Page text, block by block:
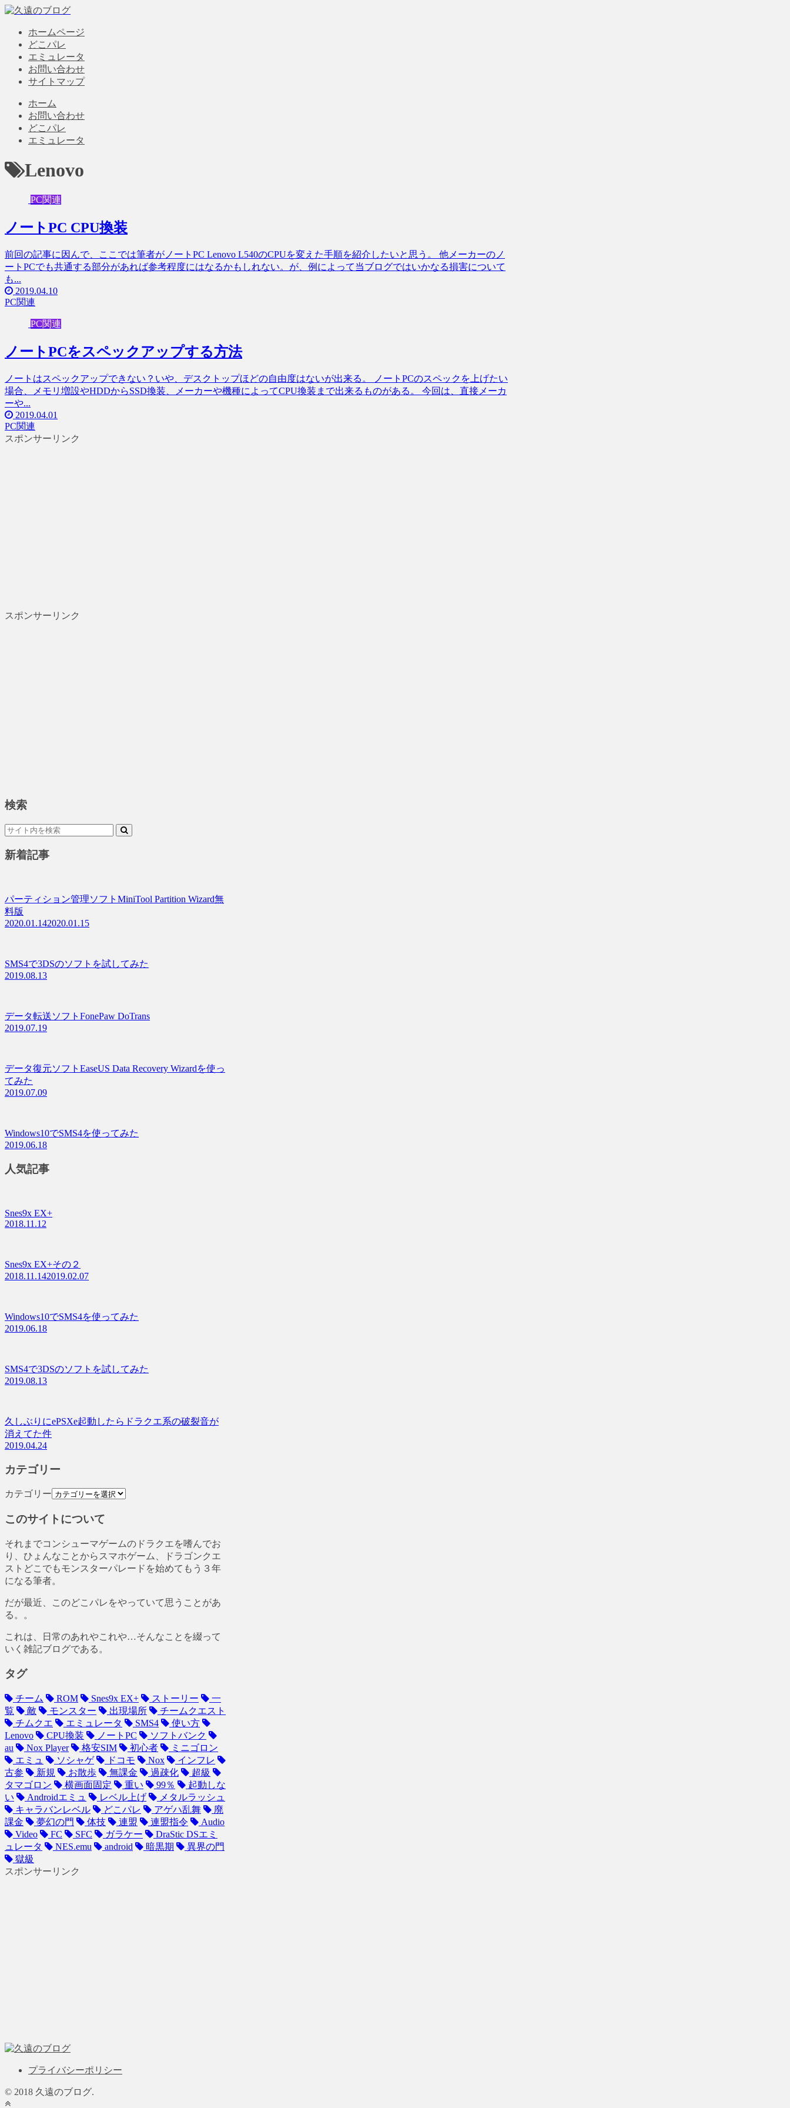
ホームページ
どこパレ
エミュレータ
お問い合わせ
サイトマップ
ホーム
お問い合わせ
どこパレ
エミュレータ
Lenovo
PC関連
ノートPC CPU換装
前回の記事に因んで、ここでは筆者がノートPC Lenovo L540のCPUを変えた手順を紹介したいと思う。 他メーカーのノ
ートPCでも共通する部分があれば参考程度にはなるかもしれない。が、例によって当ブログではいかなる損害について
も...
2019.04.10
PC関連
PC関連
ノートPCをスペックアップする方法
ノートはスペックアップできない？いや、デスクトップほどの自由度はないが出来る。 ノートPCのスペックを上げたい
場合、メモリ増設やHDDからSSD換装、メーカーや機種によってCPU換装まで出来るものがある。 今回は、直接メーカ
ーや...
2019.04.01
PC関連
スポンサーリンク
スポンサーリンク
検索
新着記事
パーティション管理ソフトMiniTool Partition Wizard無
料版
2020.01.142020.01.15
SMS4で3DSのソフトを試してみた
2019.08.13
データ転送ソフトFonePaw DoTrans
2019.07.19
データ復元ソフトEaseUS Data Recovery Wizardを使っ
てみた
2019.07.09
Windows10でSMS4を使ってみた
2019.06.18
人気記事
Snes9x EX+
2018.11.12
Snes9x EX+その２
2018.11.142019.02.07
Windows10でSMS4を使ってみた
2019.06.18
SMS4で3DSのソフトを試してみた
2019.08.13
久しぶりにePSXe起動したらドラクエ系の破裂音が
消えてた件
2019.04.24
カテゴリー
カテゴリー
このサイトについて
それまでコンシューマゲームのドラクエを嗜んでお
り、ひょんなことからスマホゲーム、ドラゴンクエ
ストどこでもモンスターパレードを始めてもう３年
になる筆者。
だが最近、このどこパレをやっていて思うことがあ
る。。
これは、日常のあれやこれや…そんなことを綴って
いく雑記ブログである。
タグ
チーム ROM Snes9x EX+ ストーリー
一
覧
敵 モンスター 出現場所
チームクエスト
チムクエ
エミュレータ SMS4
使い方
Lenovo
CPU換装 ノートPC
ソフトバンク
au
Nox Player 格安SIM 初心者
ミニゴロン
エミュ
ソシャゲ ドコモ Nox
インフレ
古参
新規 お散歩 無課金 過疎化
超級
タマゴロン
横画面固定 重い 99％
起動しな
い
Androidエミュ レベル上げ
メタルラッシュ
キャラバンレベル
どこパレ アゲハ乱舞
廃
課金
夢幻の門 体技 連盟 連盟指令
Audio
Video
FC SFC ガラケー
DraStic DSエミ
ュレータ
NES.emu android 暗黒期
異界の門
獄級
スポンサーリンク
プライバシーポリシー
© 2018 久遠のブログ.